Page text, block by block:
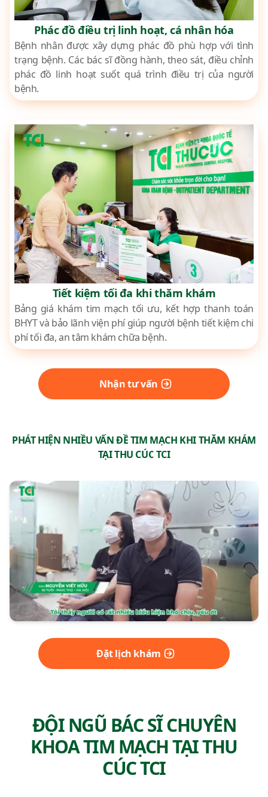
Phác đồ điều trị linh hoạt, cá nhân hóa
Bệnh nhân được xây dựng phác đồ phù hợp với tình
trạng bệnh. Các bác sĩ đồng hành, theo sát, điều chỉnh
phác đồ linh hoạt suốt quá trình điều trị của người
bệnh.
Tiết kiệm tối đa khi thăm khám
Bảng giá khám tim mạch tối ưu, kết hợp thanh toán
BHYT và bảo lãnh viện phí giúp người bệnh tiết kiệm chi
phí tối đa, an tâm khám chữa bệnh.
Nhận tư vấn
PHÁT HIỆN NHIỀU VẤN ĐỀ TIM MẠCH KHI THĂM KHÁM
TẠI THU CÚC TCI
Đặt lịch khám
ĐỘI NGŨ BÁC SĨ CHUYÊN
KHOA TIM MẠCH TẠI THU
CÚC TCI